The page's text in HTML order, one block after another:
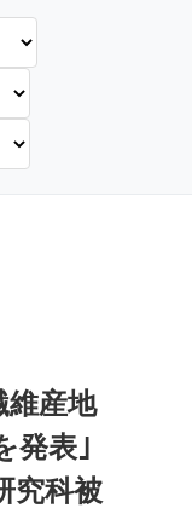
維産地
発表｣
究科被